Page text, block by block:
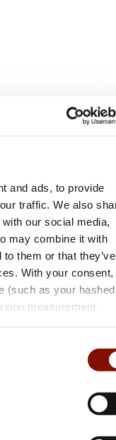
and ads, to provide
traffic. We also
our social media,
may combine it with
them or that they’ve
With your consent,
(such as your hashed
measurement.